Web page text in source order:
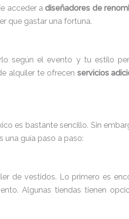
acceder adiseñadores de
que gastar una fortuna.
según el evento y tu estilo
alquiler te ofrecen servicios
es bastante sencillo. Sin
una guía paso a paso:
de vestidos. Lo primero es
Algunas tiendas tienen